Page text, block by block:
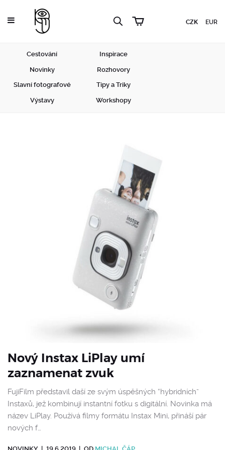
CZK EUR
Cestování Inspirace
Novinky Rozhovory
Slavní fotografové Tipy a Triky
Výstavy Workshopy
Nový Instax LiPlay umí
zaznamenat zvuk
FujiFilm představil daší ze svým úspěšných “hybridních”
Instaxů, jež kombinují instantní fotku s digitální. Novinka má
název LiPlay. Používá filmy formátu Instax Mini, přináší pár
nových f…